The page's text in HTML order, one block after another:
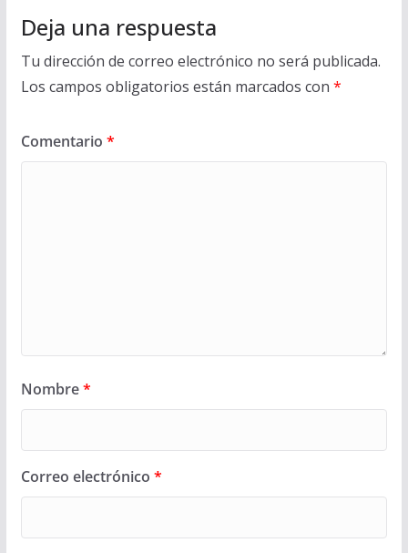
Deja una respuesta
Tu dirección de correo electrónico no será publicada.
Los campos obligatorios están marcados con *
Comentario *
Nombre*
Correo electrónico *